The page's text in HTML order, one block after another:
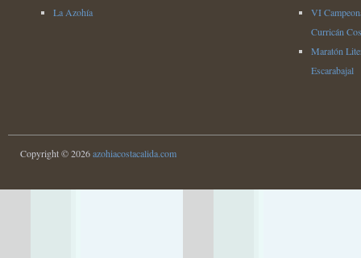
La Azohía
VI
Curricán
Maratón
Escarabajal
Copyright © 2026azohiacostacalida.com